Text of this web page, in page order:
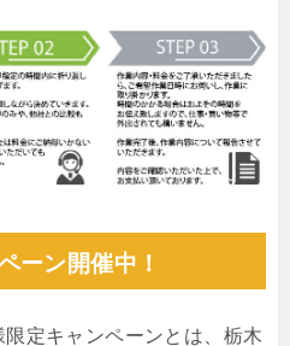
ーン開催中！
定キャンペーンとは、栃木